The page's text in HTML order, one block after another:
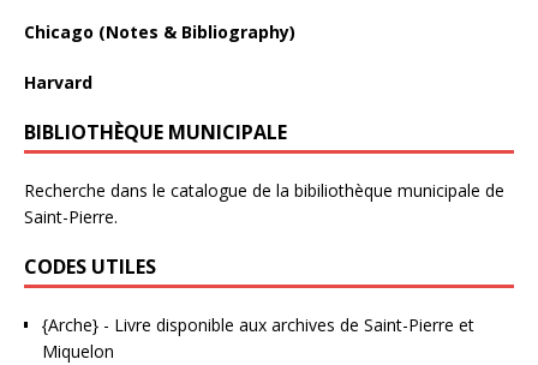
Chicago (Notes & Bibliography)
Harvard
BIBLIOTHÈQUE MUNICIPALE
Recherche dans le catalogue de la bibiliothèque municipale de
Saint-Pierre.
CODES UTILES
{Arche} - Livre disponible aux archives de Saint-Pierre et
Miquelon